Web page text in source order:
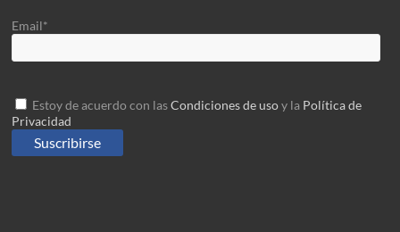
Email*
Estoy de acuerdo con lasCondiciones de usoy la Política de
Privacidad